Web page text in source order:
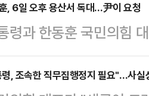
탄핵 반대"라며 거세
위원회의에서 "새로이
위해 윤석열 대통령의
해 추경호 원내대표는
, 6일 오후 용산서 독대…尹이 요청
령과 한동훈 국민의힘
으로 알려졌다. 이번
.이날 여권에 따르면,
, 조속한 직무집행정지 필요"…사실